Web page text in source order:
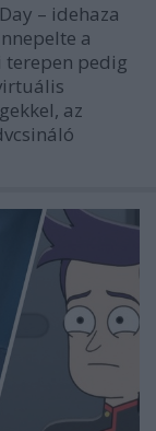
– idehaza
a
terepen pedig
az